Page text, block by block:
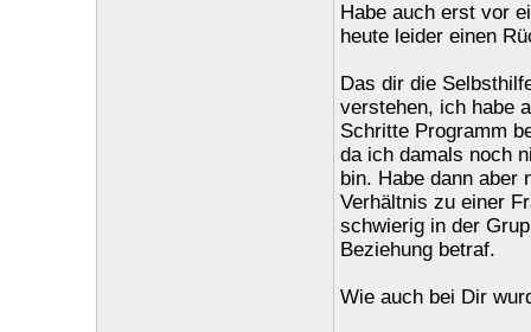
Habe auch erst vor
heute leider einen
Das dir die
verstehen, ich habe
Schritte Programm
da ich damals noch
bin. Habe dann aber
Verhältnis zu einer
schwierig in der
Beziehung betraf.
Wie auch bei Dir